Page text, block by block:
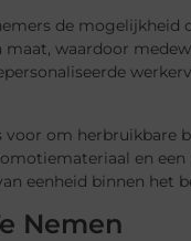
de
waardoor
om herbruikbare
en
eenheid binnen het
Nemen